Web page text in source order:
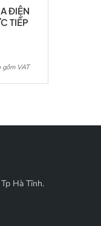
ĐIỆN
TIẾP
gồm VAT
Hà Tĩnh.